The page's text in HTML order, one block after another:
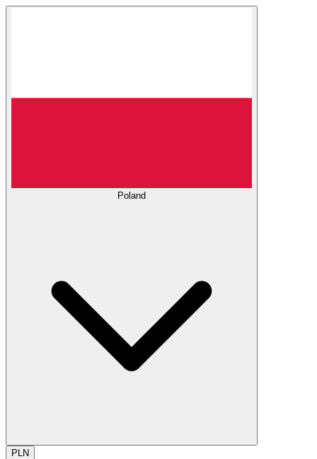
Poland
PLN